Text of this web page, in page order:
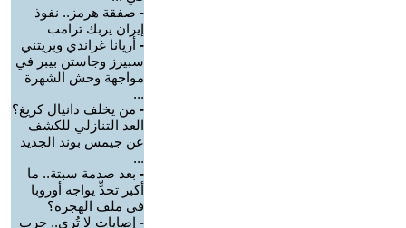
- صفقة هرمز.. نفوذ
إيران يربك ترامب
- أريانا غراندي وبريتني
سبيرز وجاستن بيبر في
مواجهة وحش الشهرة
...
- من يخلف دانيال كريغ؟
العد التنازلي للكشف
عن جيمس بوند الجديد
...
- بعد صدمة سبتة.. ما
أكبر تحدٍّ يواجه أوروبا
في ملف الهجرة؟
- إصابات لا تُرى.. حرب